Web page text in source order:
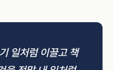
일처럼 이끌고 책